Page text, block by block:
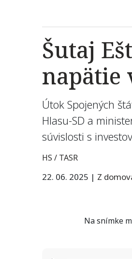
Šutaj
napätie
Útok Spojených
Hlasu-SD a
súvislosti s
HS / TASR
22. 06. 2025 | Z
Na snímke